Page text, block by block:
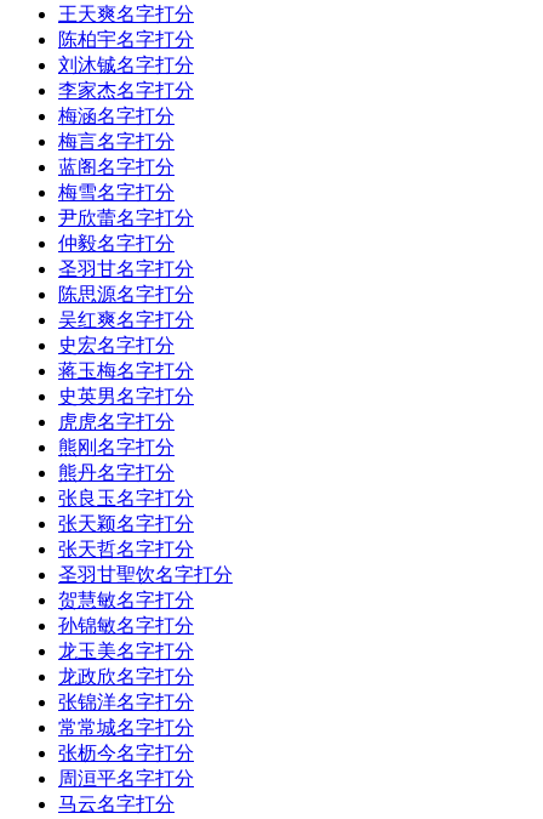
王天爽名字打分
陈柏宇名字打分
刘沐铖名字打分
李家杰名字打分
梅涵名字打分
梅言名字打分
蓝阁名字打分
梅雪名字打分
尹欣蕾名字打分
仲毅名字打分
圣羽甘名字打分
陈思源名字打分
吴红爽名字打分
史宏名字打分
蒋玉梅名字打分
史英男名字打分
虎虎名字打分
熊刚名字打分
熊丹名字打分
张良玉名字打分
张天颖名字打分
张天哲名字打分
圣羽甘聖饮名字打分
贺慧敏名字打分
孙锦敏名字打分
龙玉美名字打分
龙政欣名字打分
张锦洋名字打分
常常城名字打分
张枥今名字打分
周洹平名字打分
马云名字打分